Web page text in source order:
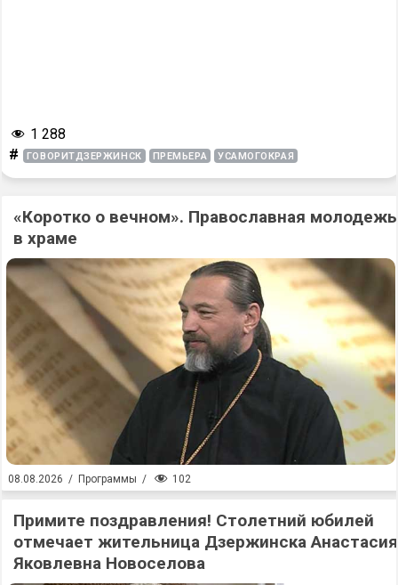
1 288
# ГОВОРИТДЗЕРЖИНСК ПРЕМЬЕРА УСАМОГОКРАЯ
«Коротко о вечном». Православная молодежь
в храме
08.08.2026 / Программы / 102
Примите поздравления! Столетний юбилей
отмечает жительница Дзержинска Анастасия
Яковлевна Новоселова